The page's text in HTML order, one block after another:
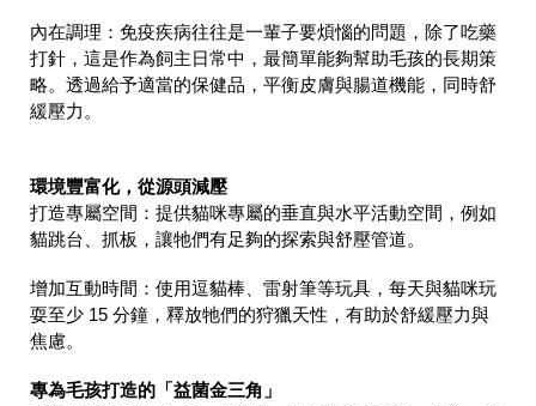
內在調理：免疫疾病往往是一輩子要煩惱的問題，除了吃藥
打針，這是作為飼主日常中，最簡單能夠幫助毛孩的長期策
略。透過給予適當的保健品，平衡皮膚與腸道機能，同時舒
緩壓力。
環境豐富化，從源頭減壓
打造專屬空間：提供貓咪專屬的垂直與水平活動空間，例如
貓跳台、抓板，讓牠們有足夠的探索與舒壓管道。
增加互動時間：使用逗貓棒、雷射筆等玩具，每天與貓咪玩
耍至少 15 分鐘，釋放牠們的狩獵天性，有助於舒緩壓力與
焦慮。
專為毛孩打造的「益菌金三角」